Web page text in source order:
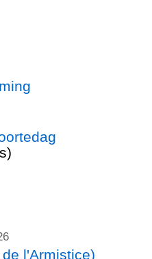
l'Armistice)